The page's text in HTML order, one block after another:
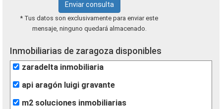
Enviar consulta
* Tus datos son exclusivamente para enviar este
mensaje, ninguno quedará almacenado.
Inmobiliarias de zaragoza disponibles
zaradelta inmobiliaria
api aragón luigi gravante
m2 soluciones inmobiliarias